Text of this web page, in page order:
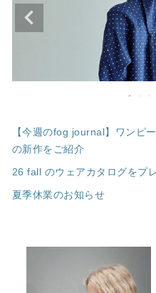
【今週のfog journal】ワンピ
の新作をご紹介
26 fall のウェアカタログをプ
夏季休業のお知らせ